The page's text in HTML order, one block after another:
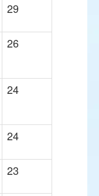
29
26
24
24
23